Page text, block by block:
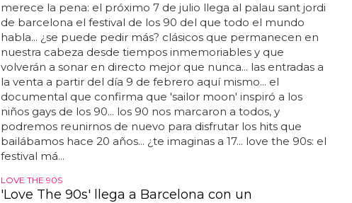
merece la pena: el próximo 7 de julio llega al palau sant jordi
de barcelona el festival de los 90 del que todo el mundo
habla... ¿se puede pedir más? clásicos que permanecen en
nuestra cabeza desde tiempos inmemoriables y que
volverán a sonar en directo mejor que nunca... las entradas a
la venta a partir del día 9 de febrero aquí mismo... el
documental que confirma que 'sailor moon' inspiró a los
niños gays de los 90... los 90 nos marcaron a todos, y
podremos reunirnos de nuevo para disfrutar los hits que
bailábamos hace 20 años... ¿te imaginas a 17... love the 90s: el
festival má...
LOVE THE 90S
'Love The 90s' llega a Barcelona con un